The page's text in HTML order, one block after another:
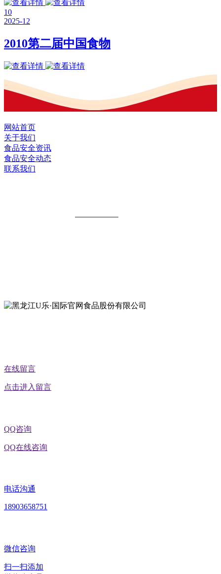
10
2025-12
2010第二届中国食物
网站首页
关于我们
食品安全资讯
食品安全动态
联系我们
在线留言
点击进入留言
QQ咨询
QQ在线咨询
电话沟通
18903658751
微信咨询
扫一扫添加